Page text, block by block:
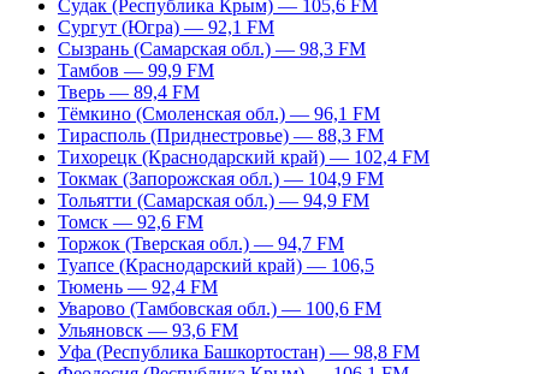
Судак (Республика Крым) — 105,6 FM
Сургут (Югра) — 92,1 FM
Сызрань (Самарская обл.) — 98,3 FM
Тамбов — 99,9 FM
Тверь — 89,4 FM
Тёмкино (Смоленская обл.) — 96,1 FM
Тирасполь (Приднестровье) — 88,3 FM
Тихорецк (Краснодарский край) — 102,4 FM
Токмак (Запорожская обл.) — 104,9 FM
Тольятти (Самарская обл.) — 94,9 FM
Томск — 92,6 FM
Торжок (Тверская обл.) — 94,7 FM
Туапсе (Краснодарский край) — 106,5
Тюмень — 92,4 FM
Уварово (Тамбовская обл.) — 100,6 FM
Ульяновск — 93,6 FM
Уфа (Республика Башкортостан) — 98,8 FM